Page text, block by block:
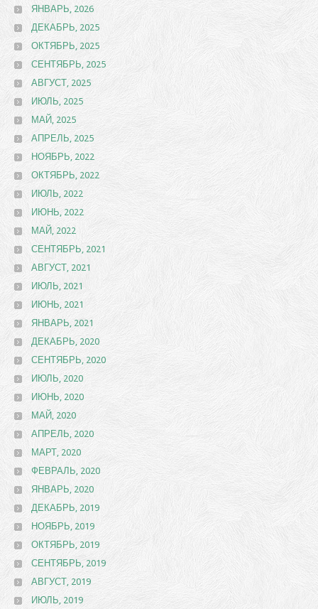
ЯНВАРЬ, 2026
ДЕКАБРЬ, 2025
ОКТЯБРЬ, 2025
СЕНТЯБРЬ, 2025
АВГУСТ, 2025
ИЮЛЬ, 2025
МАЙ, 2025
АПРЕЛЬ, 2025
НОЯБРЬ, 2022
ОКТЯБРЬ, 2022
ИЮЛЬ, 2022
ИЮНЬ, 2022
МАЙ, 2022
СЕНТЯБРЬ, 2021
АВГУСТ, 2021
ИЮЛЬ, 2021
ИЮНЬ, 2021
ЯНВАРЬ, 2021
ДЕКАБРЬ, 2020
СЕНТЯБРЬ, 2020
ИЮЛЬ, 2020
ИЮНЬ, 2020
МАЙ, 2020
АПРЕЛЬ, 2020
МАРТ, 2020
ФЕВРАЛЬ, 2020
ЯНВАРЬ, 2020
ДЕКАБРЬ, 2019
НОЯБРЬ, 2019
ОКТЯБРЬ, 2019
СЕНТЯБРЬ, 2019
АВГУСТ, 2019
ИЮЛЬ, 2019